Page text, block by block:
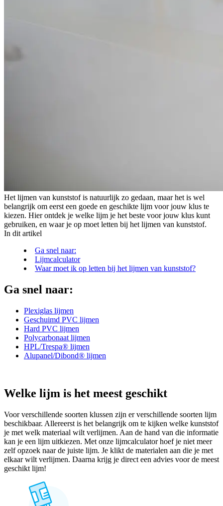
Het lijmen van kunststof is natuurlijk zo gedaan, maar het is wel
belangrijk om eerst een goede en geschikte lijm voor jouw klus te
kiezen. Hier ontdek je welke lijm je het beste voor jouw klus kunt
gebruiken, en waar je op moet letten bij het lijmen van kunststof.
In dit artikel
Ga snel naar:
Lijmcalculator
Waar moet ik op letten bij het lijmen van kunststof?
Ga snel naar:
Plexiglas lijmen
Geschuimd PVC lijmen
Hard PVC lijmen
Polycarbonaat lijmen
HPL/Trespa® lijmen
Alupanel/Dibond® lijmen
Welke lijm is het meest geschikt
Voor verschillende soorten klussen zijn er verschillende soorten lijm
beschikbaar. Allereerst is het belangrijk om te kijken welke kunststof
je met welk materiaal wilt verlijmen. Aan de hand van die informatie
kan je een lijm uitkiezen. Met onze lijmcalculator hoef je niet meer
zelf opzoek naar de juiste lijm. Je klikt de materialen aan die je met
elkaar wilt verlijmen. Daarna krijg je direct een advies voor de meest
geschikt lijm!